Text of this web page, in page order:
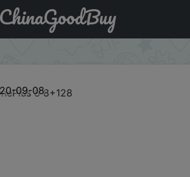
OnePlus 8 8+128
ChinaGoodBuy
09-08